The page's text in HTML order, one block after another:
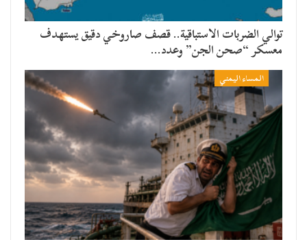
توالي الضربات الاستباقية.. قصف صاروخي دقيق يستهدف
معسكر “صحن الجن” وعدد…
المساء اليمني